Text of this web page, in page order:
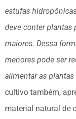
estufas
deve conter plantas
maiores. Dessa
menores pode ser
alimentar as plantas
cultivo também,
material natural de